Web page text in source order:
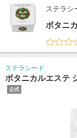
ステラシ
ボタニ
ステラシード
ボタニカルエステ
公式